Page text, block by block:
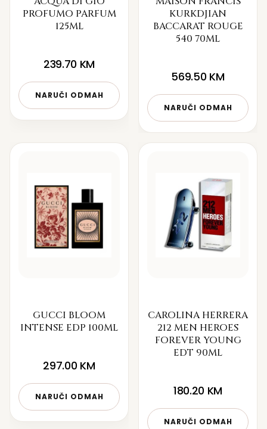
PROFUMO PARFUM
125ML
239.70 KM
NARUČI ODMAH
KURKDJIAN
BACCARAT ROUGE
540 70ML
569.50 KM
NARUČI ODMAH
GUCCI BLOOM
INTENSE EDP 100ML
297.00 KM
NARUČI ODMAH
CAROLINA HERRERA
212 MEN HEROES
FOREVER YOUNG
EDT 90ML
180.20 KM
NARUČI ODMAH